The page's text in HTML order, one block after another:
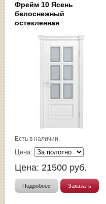
Фрейм 10 Ясень
белоснежный
остекленная
Есть в наличии.
Цена:
Цена: 21500 руб.
Подробнее Заказать